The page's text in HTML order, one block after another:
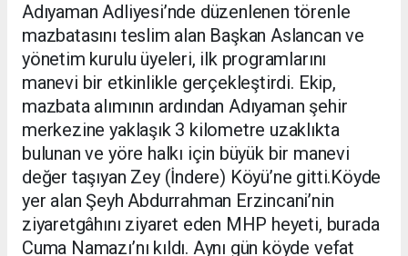
Adıyaman Adliyesi’nde düzenlenen törenle
mazbatasını teslim alan Başkan Aslancan ve
yönetim kurulu üyeleri, ilk programlarını
manevi bir etkinlikle gerçekleştirdi. Ekip,
mazbata alımının ardından Adıyaman şehir
merkezine yaklaşık 3 kilometre uzaklıkta
bulunan ve yöre halkı için büyük bir manevi
değer taşıyan Zey (İndere) Köyü’ne gitti.Köyde
yer alan Şeyh Abdurrahman Erzincani’nin
ziyaretgâhını ziyaret eden MHP heyeti, burada
Cuma Namazı’nı kıldı. Aynı gün köyde vefat